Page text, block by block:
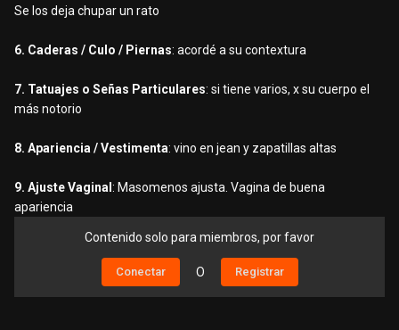
Se los deja chupar un rato
6. Caderas / Culo / Piernas: acordé a su contextura
7. Tatuajes o Señas Particulares: si tiene varios, x su cuerpo el
más notorio
8. Apariencia / Vestimenta: vino en jean y zapatillas altas
9. Ajuste Vaginal : Masomenos ajusta. Vagina de buena
apariencia
Contenido solo para miembros, por favor
Conectar O Registrar